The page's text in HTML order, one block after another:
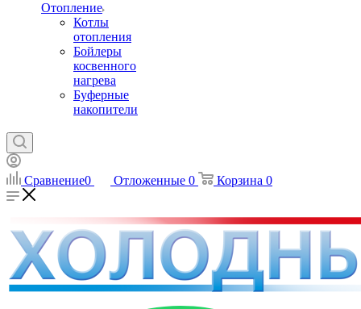
Отопление
Котлы
отопления
Бойлеры
косвенного
нагрева
Буферные
накопители
Сравнение0 Отложенные 0 Корзина 0